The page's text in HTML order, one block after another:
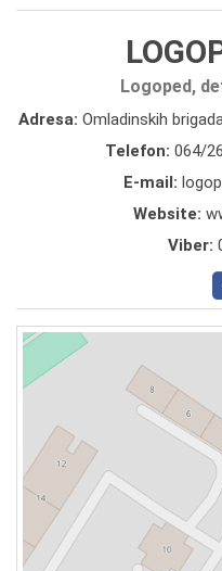
Logoped,
Adresa: Omladinskih
Telefon: 064/
E-mail:
Website:
Viber: